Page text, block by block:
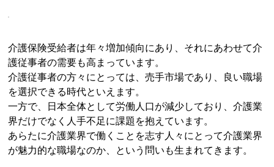
介護保険受給者は年々増加傾向にあり、それにあわせて介
護従事者の需要も高まっています。
介護従事者の方々にとっては、売手市場であり、良い職場
を選択できる時代といえます。
一方で、日本全体として労働人口が減少しており、介護業
界だけでなく人手不足に課題を抱えています。
あらたに介護業界で働くことを志す人々にとって介護業界
が魅力的な職場なのか、という問いも生まれてきます。